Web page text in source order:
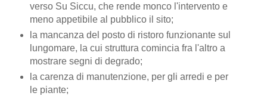
verso Su Siccu, che rende monco l'intervento e
meno appetibile al pubblico il sito;
la mancanza del posto di ristoro funzionante sul
lungomare, la cui struttura comincia fra l'altro a
mostrare segni di degrado;
la carenza di manutenzione, per gli arredi e per
le piante;